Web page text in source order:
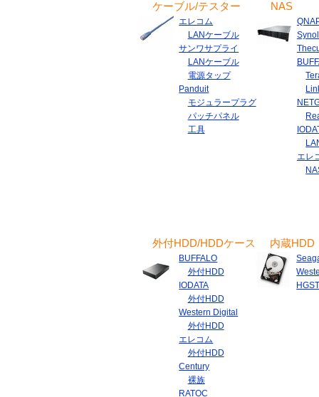
ケーブル/テスター
エレコム
LANケーブル
サンワサプライ
LANケーブル
電源タップ
Panduit
モジュラープラグ
パッチパネル
工具
NAS
エレ
外付HDD/HDDケース
BUFFALO
外付HDD
IODATA
外付HDD
Western Digital
外付HDD
エレコム
外付HDD
Century
裸族
RATOC
内蔵HDD